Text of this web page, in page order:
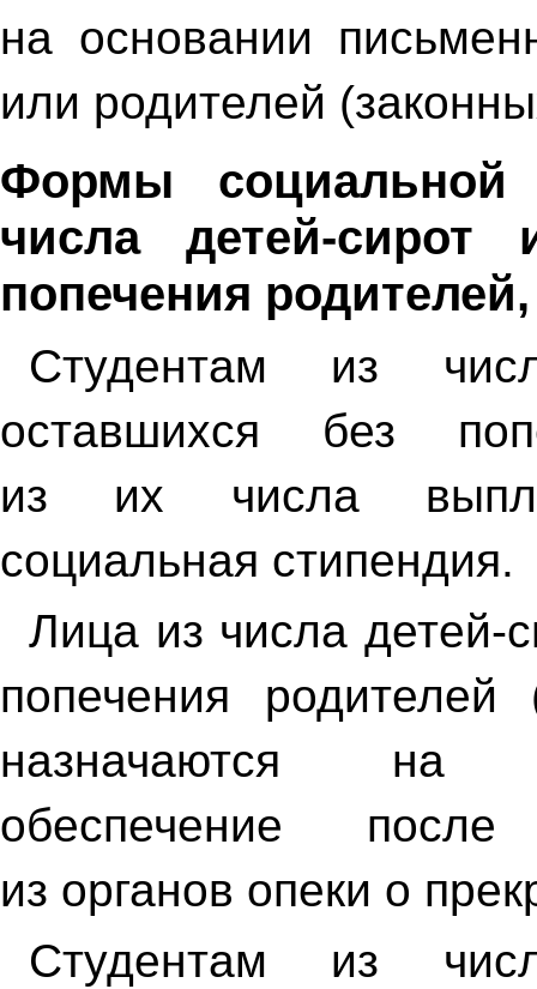
на основании
или родителей
Формы социальной
числа детей-сирот
попечения
Студентам из
оставшихся без
из их числа
социальная стипендия.
Лица из числа детей-
попечения
назначаются на
обеспечение после
из органов опеки о
Студентам из